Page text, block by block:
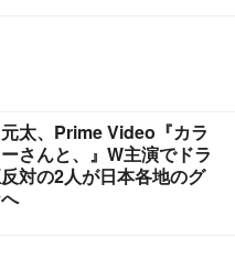
太、Prime Video『カラ
さんと、』W主演でドラ
対の2人が日本各地のグ